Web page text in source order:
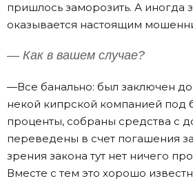
пришлось заморозить. А иногда
оказывается настоящим
— Как в вашем случае?
—Все банально: был заключен
некой кипрской компанией под
проценты, собраны средства с
переведены в счет погашения
зрения закона тут нет ничего
Вместе с тем это хорошо